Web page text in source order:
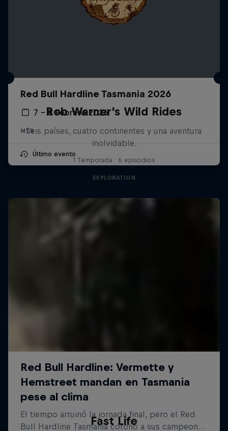
Red Bull Hardline Tasmania 2026
7 – 8 Febrero 2026
MTB
Último evento
Rob Warner’s Wild Rides
Seis países, cuatro continentes y una aventura
inolvidable.
1 Temporada · 6 episodios
EXPLORATION
Fast Life